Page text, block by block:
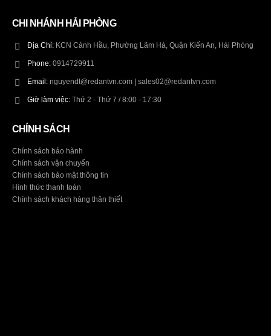
CHI NHÁNH HẢI PHÒNG
Địa Chỉ: KCN Cảnh Hầu, Phường Lãm Hà, Quận Kiến An, Hải Phòng
Phone: 0914729911
Email: nguyendt@redantvn.com | sales02@redantvn.com
Giờ làm việc: Thứ 2 - Thứ 7 / 8:00 - 17:30
CHÍNH SÁCH
Chính sách bảo hành
Chính sách vận chuyển
Chính sách bảo mật thông tin
Hình thức thanh toán
Chính sách khách hàng thân thiết